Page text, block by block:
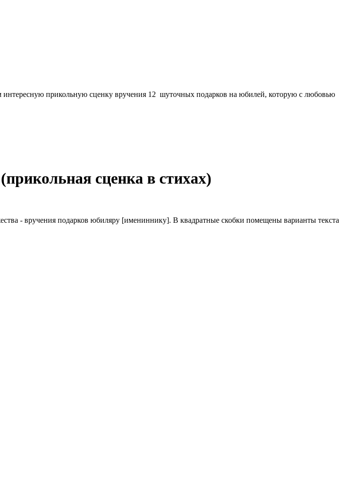
интересную прикольную сценку вручения 12 шуточных подарков на юбилей, которую с любовью
сценка в стихах)
- вручения подарков юбиляру [имениннику]. В квадратные скобки помещены варианты текста